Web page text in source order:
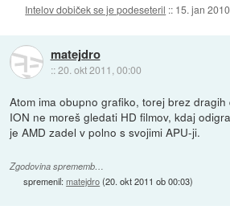
Intelov dobiček se je podeseteril :: 15. jan 2010
matejdro
::20. okt 2011, 00:00
Atom ima obupno grafiko, torej brez
ION ne moreš gledati HD filmov, kdaj
je AMD zadel v polno s svojimi APU-ji.
Zgodovina sprememb…
spremenil:matejdro(20. okt 2011 ob 00:03)